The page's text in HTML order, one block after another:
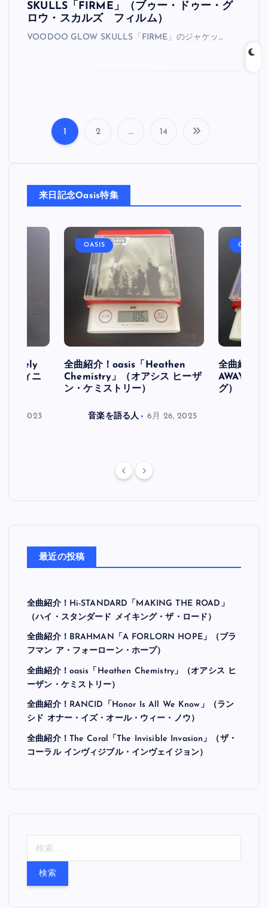
SKULLS「FIRME」（ブゥー・ドゥー・グ
ロウ・スカルズ フィルム）
VOODOO GLOW SKULLS「FIRME」のジャケッ…
の
ペ
ー
ジ
送
り
1 2 … 14
来日記念Oasis特集
フィニ
30, 2023
OASIS
全曲紹介！oasis「Heathen
Chemistry」（オアシス ヒーザ
ン・ケミストリー）
音楽を語る人 6月 26, 2025
OASIS
全曲紹介
AWAY」
グ）
最近の投稿
全曲紹介！Hi-STANDARD「MAKING THE ROAD」
（ハイ・スタンダード メイキング・ザ・ロード）
全曲紹介！BRAHMAN「A FORLORN HOPE」（ブラ
フマン ア・フォーローン・ホープ）
全曲紹介！oasis「Heathen Chemistry」（オアシス ヒ
ーザン・ケミストリー）
全曲紹介！RANCID「Honor Is All We Know」（ラン
シド オナー・イズ・オール・ウィー・ノウ）
全曲紹介！The Coral「The Invisible Invasion」（ザ・
コーラル インヴィジブル・インヴェイジョン）